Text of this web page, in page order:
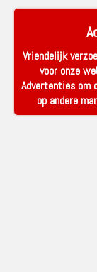
Vriendelijk
voor onze
Advertenties om
op andere